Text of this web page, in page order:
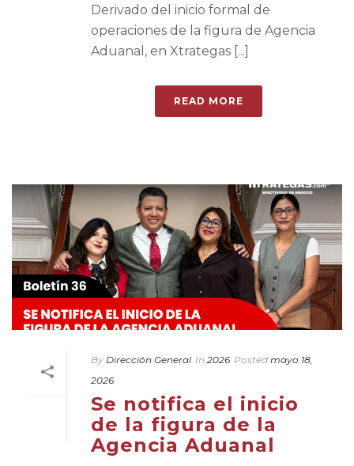
Derivado del inicio formal de
operaciones de la figura de Agencia
Aduanal, en Xtrategas [...]
READ MORE
By Dirección General In 2026 Posted mayo 18,
2026
Se notifica el inicio
de la figura de la
Agencia Aduanal